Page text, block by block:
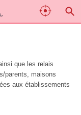
que les relais
parents, maisons
aux établissements